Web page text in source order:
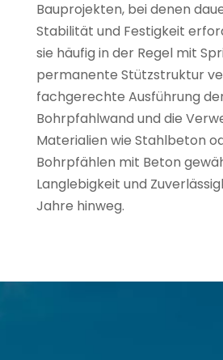
Bauprojekten, bei denen
Stabilität und Festigkeit
sie häufig in der Regel mit
permanente Stützstruktur
fachgerechte Ausführung
Bohrpfahlwand und die
Materialien wie Stahlbeton
Bohrpfählen mit Beton
Langlebigkeit und
Jahre hinweg.